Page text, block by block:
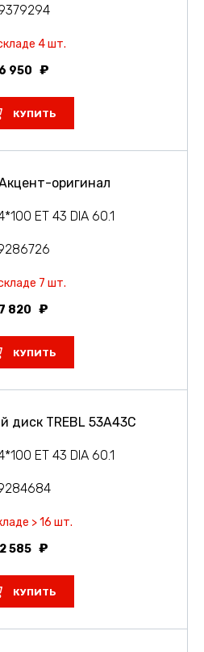
4 шт.
6 950
КУПИТЬ
оригинал
ET 43 DIA 60.1
7 шт.
7 820
КУПИТЬ
диск TREBL 53A43C
ET 43 DIA 60.1
> 16 шт.
2 585
КУПИТЬ